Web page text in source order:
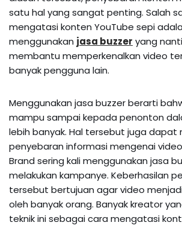
satu hal yang sangat penting. Salah
mengatasi konten YouTube sepi
menggunakan jasa buzzer yang
membantu memperkenalkan video
banyak pengguna lain.
Menggunakan jasa buzzer berarti
mampu sampai kepada penonton
lebih banyak. Hal tersebut juga dapat
penyebaran informasi mengenai
Brand sering kali menggunakan jasa
melakukan kampanye. Keberhasilan
tersebut bertujuan agar video
oleh banyak orang. Banyak kreator
teknik ini sebagai cara mengatasi